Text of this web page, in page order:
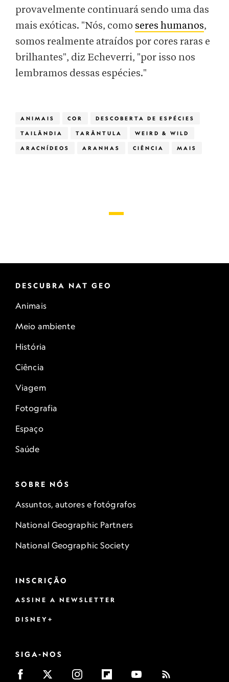
provavelmente continuará sendo uma das
mais exóticas. "Nós, como seres humanos,
somos realmente atraídos por cores raras e
brilhantes", diz Echeverri, "por isso nos
lembramos dessas espécies."
ANIMAIS COR DESCOBERTA DE ESPÉCIES
TAILÂNDIA TARÂNTULA WEIRD & WILD
ARACNÍDEOS ARANHAS CIÊNCIA MAIS
DESCUBRA NAT GEO
Animais
Meio ambiente
História
Ciência
Viagem
Fotografia
Espaço
Saúde
SOBRE NÓS
Assuntos, autores e fotógrafos
National Geographic Partners
National Geographic Society
INSCRIÇÃO
ASSINE A NEWSLETTER
DISNEY+
SIGA-NOS